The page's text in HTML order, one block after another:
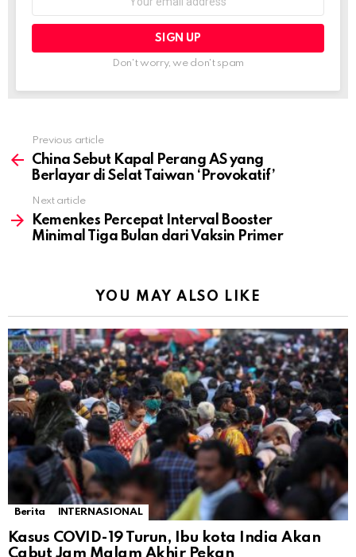
Don't worry, we don't spam
more
Previous article
China Sebut Kapal Perang AS yang
Berlayar di Selat Taiwan ‘Provokatif’
Next article
Kemenkes Percepat Interval Booster
Minimal Tiga Bulan dari Vaksin Primer
YOU MAY ALSO LIKE
Berita INTERNASIONAL
Kasus COVID-19 Turun, Ibu kota India Akan
Cabut Jam Malam Akhir Pekan